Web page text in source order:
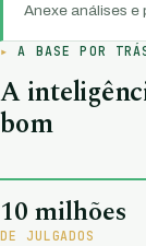
Anexe análises e
A BASE POR
A
bom
10 milhões
DE JULGADOS